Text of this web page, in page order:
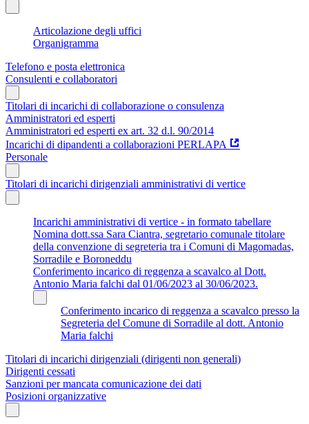
Articolazione degli uffici
Organigramma
Telefono e posta elettronica
Consulenti e collaboratori
Titolari di incarichi di collaborazione o consulenza
Amministratori ed esperti
Amministratori ed esperti ex art. 32 d.l. 90/2014
Incarichi di dipandenti a collaborazioni PERLAPA
Personale
Titolari di incarichi dirigenziali amministrativi di vertice
Incarichi amministrativi di vertice - in formato tabellare
Nomina dott.ssa Sara Ciantra, segretario comunale titolare
della convenzione di segreteria tra i Comuni di Magomadas,
Sorradile e Boroneddu
Conferimento incarico di reggenza a scavalco al Dott.
Antonio Maria falchi dal 01/06/2023 al 30/06/2023.
Conferimento incarico di reggenza a scavalco presso la
Segreteria del Comune di Sorradile al dott. Antonio
Maria falchi
Titolari di incarichi dirigenziali (dirigenti non generali)
Dirigenti cessati
Sanzioni per mancata comunicazione dei dati
Posizioni organizzative